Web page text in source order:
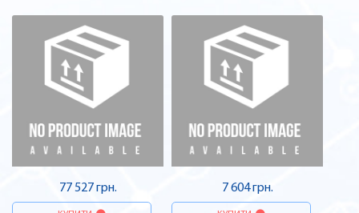
77 527 грн. 7 604 грн.